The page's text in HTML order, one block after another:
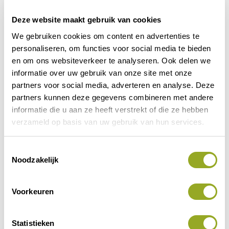
Deze website maakt gebruik van cookies
We gebruiken cookies om content en advertenties te
personaliseren, om functies voor social media te bieden
en om ons websiteverkeer te analyseren. Ook delen we
informatie over uw gebruik van onze site met onze
partners voor social media, adverteren en analyse. Deze
partners kunnen deze gegevens combineren met andere
informatie die u aan ze heeft verstrekt of die ze hebben
verzameld op basis van uw gebruik van hun services.
Noodzakelijk
Voorkeuren
Statistieken
Bijzonderheden
Geen korting op acties.
Geen dubbele kortingen
Volgende korting